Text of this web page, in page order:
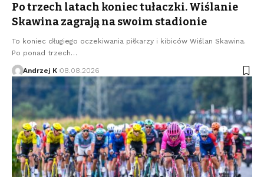
Po trzech latach koniec tułaczki. Wiślanie
Skawina zagrają na swoim stadionie
To koniec długiego oczekiwania piłkarzy i kibiców Wiślan Skawina.
Po ponad trzech…
Andrzej K 08.08.2026